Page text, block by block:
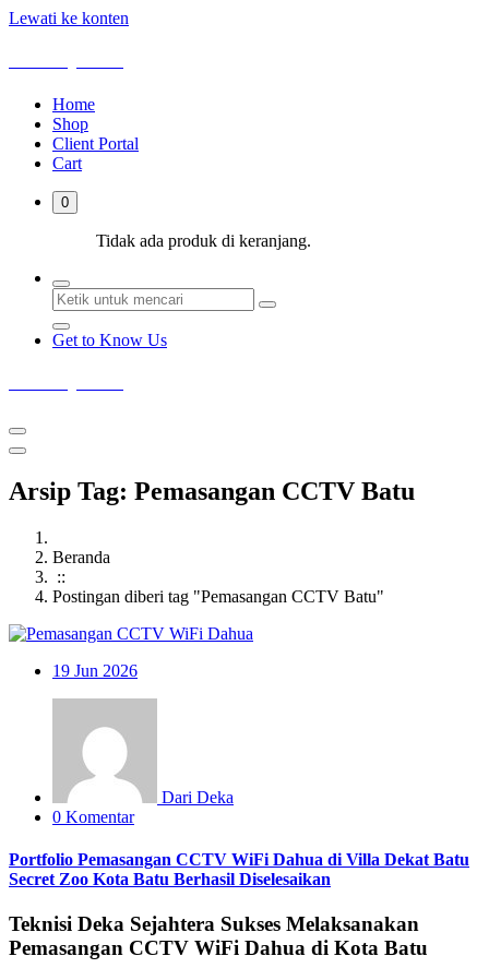
Lewati ke konten
Home
Shop
Client Portal
Cart
0
Tidak ada produk di keranjang.
Get to Know Us
Arsip Tag: Pemasangan CCTV Batu
Beranda
::
Postingan diberi tag "Pemasangan CCTV Batu"
19 Jun 2026
Dari Deka
0 Komentar
Portfolio Pemasangan CCTV WiFi Dahua di Villa Dekat Batu
Secret Zoo Kota Batu Berhasil Diselesaikan
Teknisi Deka Sejahtera Sukses Melaksanakan
Pemasangan CCTV WiFi Dahua di Kota Batu